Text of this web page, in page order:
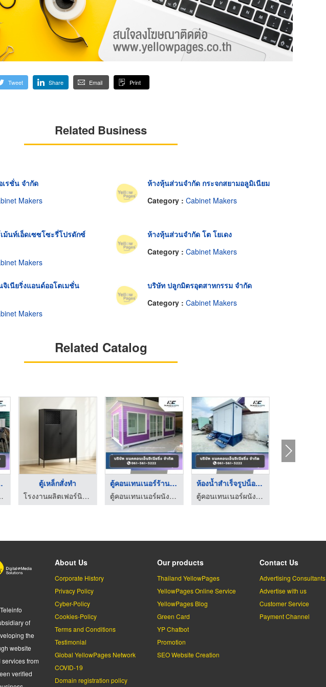
Tweet Share Email Print
Related Business
รชั่น จำกัด
Makers
ห้างหุ้นส่วนจำกัด กระจกสยามอลูมิเนียม
Category : Cabinet Makers
ม้นท์เอ็ดเซซโซะรี่โปรดักซ์
Makers
ห้างหุ้นส่วนจำกัด โต โยเดง
Category : Cabinet Makers
เนียริ่งแอนด์ออโตเมชั่น
Makers
บริษัท ปลูกมิตรอุตสาหกรรม จำกัด
Category : Cabinet Makers
Related Catalog
น้ ...
isowall
ตู้เหล็กสั่งทำ
โรงงานผลิตเฟอร์นิเจอร์เหล็ก - ระคุเฟอร์นิเจอร์
ตู้คอนเทนเนอร์ร้านกา ...
ตู้คอนเทนเนอร์ผนัง isowall
ห้องน้ำสำเร็จรูปน็อค ...
ตู้คอนเทนเนอร์ผนัง isowall
of
the
website
from
verified
About Us
Corporate History
Privacy Policy
Cyber-Policy
Cookies-Policy
Terms and Conditions
Testimonial
Global YellowPages Network
COVID-19
Domain registration policy
Our products
Thailand YellowPages
YellowPages Online Service
YellowPages Blog
Green Card
YP Chatbot
Promotion
SEO Website Creation
Contact Us
Advertising Consultants
Advertise with us
Customer Service
Payment Channel